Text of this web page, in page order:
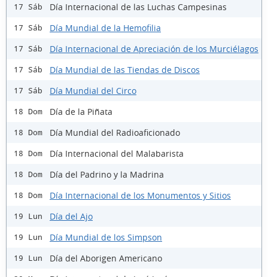
17 Sáb Día Internacional de las Luchas Campesinas
17 Sáb Día Mundial de la Hemofilia
17 Sáb Día Internacional de Apreciación de los Murciélagos
17 Sáb Día Mundial de las Tiendas de Discos
17 Sáb Día Mundial del Circo
18 Dom Día de la Piñata
18 Dom Día Mundial del Radioaficionado
18 Dom Día Internacional del Malabarista
18 Dom Día del Padrino y la Madrina
18 Dom Día Internacional de los Monumentos y Sitios
19 Lun Día del Ajo
19 Lun Día Mundial de los Simpson
19 Lun Día del Aborigen Americano